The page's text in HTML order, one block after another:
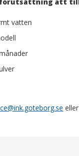
vatten